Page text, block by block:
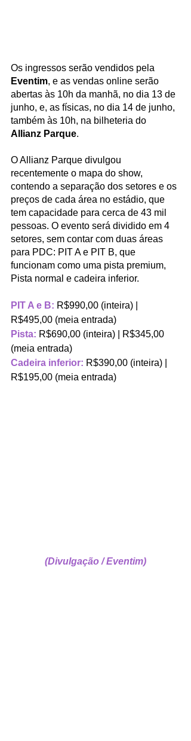
Os ingressos serão vendidos pela
Eventim, e as vendas online serão
abertas às 10h da manhã, no dia 13 de
junho, e, as físicas, no dia 14 de junho,
também às 10h, na bilheteria do
Allianz Parque.
O Allianz Parque divulgou
recentemente o mapa do show,
contendo a separação dos setores e os
preços de cada área no estádio, que
tem capacidade para cerca de 43 mil
pessoas. O evento será dividido em 4
setores, sem contar com duas áreas
para PDC: PIT A e PIT B, que
funcionam como uma pista premium,
Pista normal e cadeira inferior.
PIT A e B: R$990,00 (inteira) |
R$495,00 (meia entrada)
Pista: R$690,00 (inteira) | R$345,00
(meia entrada)
Cadeira inferior: R$390,00 (inteira) |
R$195,00 (meia entrada)
(Divulgação / Eventim)